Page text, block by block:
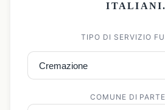
ITALIANI.
TIPO DI SERVIZIO
COMUNE DI